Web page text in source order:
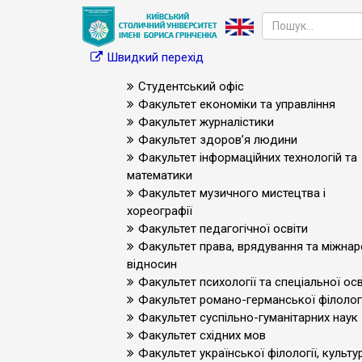
Швидкий перехід
Студентський офіс
Факультет економіки та управління
Факультет журналістики
Факультет здоров’я людини
Факультет інформаційних технологій та
математики
Факультет музичного мистецтва і
хореографії
Факультет педагогічної освіти
Факультет права, врядування та
відносин
Факультет психології та спеціальної
Факультет романо-германської
Факультет суспільно-гуманітарних наук
Факультет східних мов
Факультет української філології,